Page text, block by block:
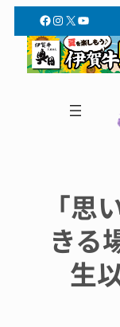
Facebook
Instagram
X
「思
きる
生